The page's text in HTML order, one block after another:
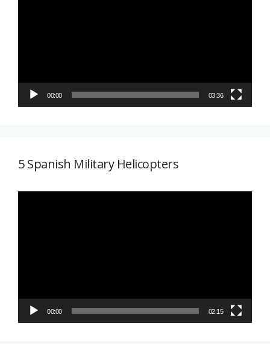
00:00 03:36
5 Spanish Military Helicopters
00:00 02:15